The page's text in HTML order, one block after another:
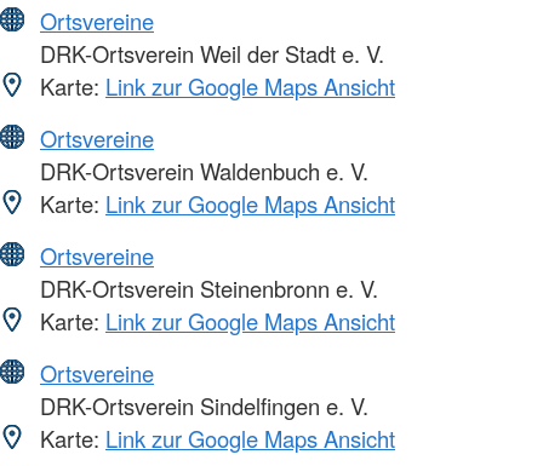
Ortsvereine
DRK-Ortsverein Weil der Stadt e. V.
Karte: Link zur Google Maps Ansicht
Ortsvereine
DRK-Ortsverein Waldenbuch e. V.
Karte: Link zur Google Maps Ansicht
Ortsvereine
DRK-Ortsverein Steinenbronn e. V.
Karte: Link zur Google Maps Ansicht
Ortsvereine
DRK-Ortsverein Sindelfingen e. V.
Karte: Link zur Google Maps Ansicht